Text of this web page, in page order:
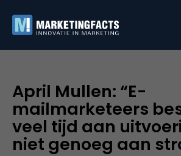
April Mullen: “E-
mailmarketeers
veel tijd aan
niet genoeg aan